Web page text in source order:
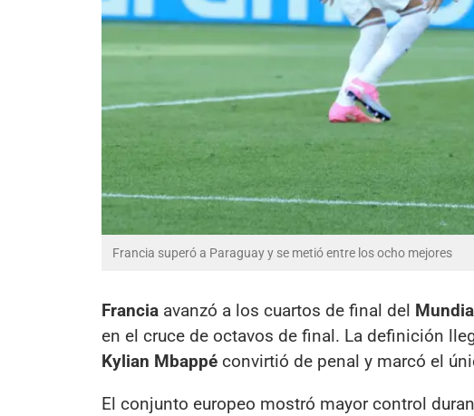
Francia superó a Paraguay y se metió entre los ocho mejores
Francia avanzó a los cuartos de final del
en el cruce de octavos de final. La definición
Kylian Mbappé convirtió de penal y marcó el
El conjunto europeo mostró mayor control